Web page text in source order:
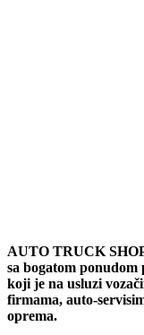
AUTO TRUCK
sa bogatom
koji je na usluzi
firmama, auto-
oprema.